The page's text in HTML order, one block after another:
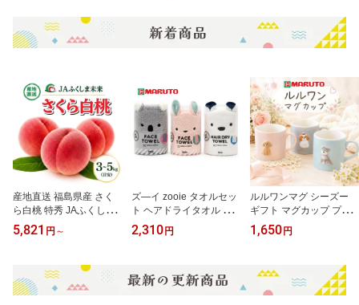
産地直送 福島県産 さく
ら白桃 特秀 JAふくしま
未来 福島 伊達 桑折町 献
上桃 光センサー使用 3kg
5,821 円 ～
ズ―イ zooie タオルセッ
ト ヘアドライタオル フ
ェイスタオル 2点セット
コアラ ウサギ シロクマ
日用品 いい風呂の日 ギ
2,310 円
ルルワンマグ シーズー
ギフト マグカップ プレ
ゼント 贈り物 自分への
ご褒美 コレクション イ
食洗機OK 犬柄 動物柄 ア
ート キッチン雑貨 洋食
器 陶磁器 可愛い ワンち
1,650 円